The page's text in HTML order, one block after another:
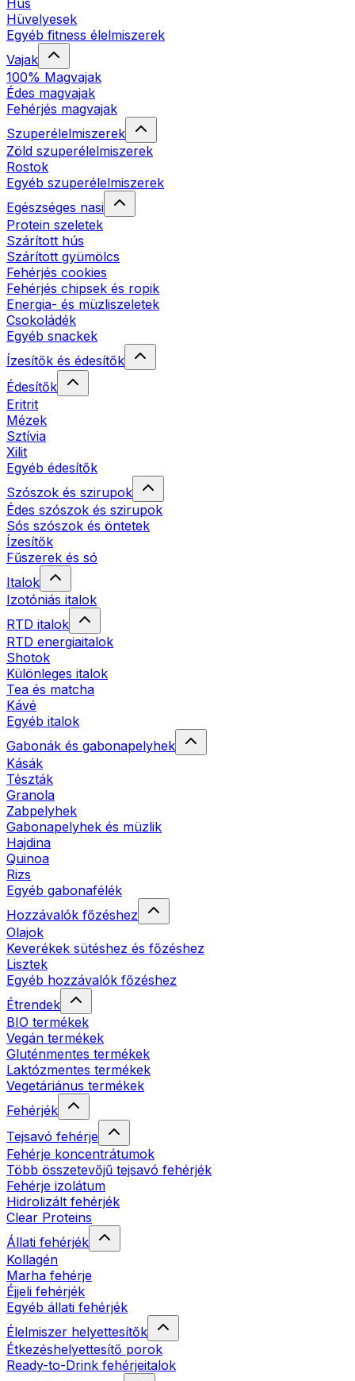
Hús
Hüvelyesek
Egyéb fitness élelmiszerek
Vajak
100% Magvajak
Édes magvajak
Fehérjés magvajak
Szuperélelmiszerek
Zöld szuperélelmiszerek
Rostok
Egyéb szuperélelmiszerek
Egészséges nasi
Protein szeletek
Szárított hús
Szárított gyümölcs
Fehérjés cookies
Fehérjés chipsek és ropik
Energia- és müzliszeletek
Csokoládék
Egyéb snackek
Ízesítők és édesítők
Édesítők
Eritrit
Mézek
Sztívia
Xilit
Egyéb édesítők
Szószok és szirupok
Édes szószok és szirupok
Sós szószok és öntetek
Ízesítők
Fűszerek és só
Italok
Izotóniás italok
RTD italok
RTD energiaitalok
Shotok
Különleges italok
Tea és matcha
Kávé
Egyéb italok
Gabonák és gabonapelyhek
Kásák
Tészták
Granola
Zabpelyhek
Gabonapelyhek és müzlik
Hajdina
Quinoa
Rizs
Egyéb gabonafélék
Hozzávalók főzéshez
Olajok
Keverékek sütéshez és főzéshez
Lisztek
Egyéb hozzávalók főzéshez
Étrendek
BIO termékek
Vegán termékek
Gluténmentes termékek
Laktózmentes termékek
Vegetáriánus termékek
Fehérjék
Tejsavó fehérje
Fehérje koncentrátumok
Több összetevőjű tejsavó fehérjék
Fehérje izolátum
Hidrolizált fehérjék
Clear Proteins
Állati fehérjék
Kollagén
Marha fehérje
Éjjeli fehérjék
Egyéb állati fehérjék
Élelmiszer helyettesítők
Étkezéshelyettesítő porok
Ready-to-Drink fehérjeitalok